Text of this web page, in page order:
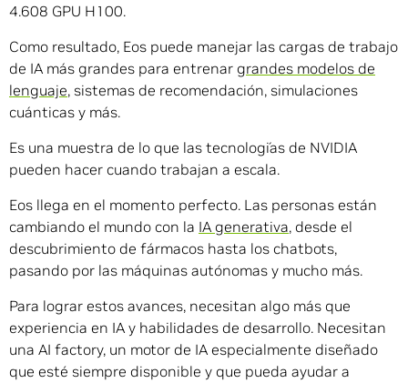
4.608 GPU H100.
Como resultado, Eos puede manejar las cargas de trabajo
de IA más grandes para entrenar grandes modelos de
lenguaje, sistemas de recomendación, simulaciones
cuánticas y más.
Es una muestra de lo que las tecnologías de NVIDIA
pueden hacer cuando trabajan a escala.
Eos llega en el momento perfecto. Las personas están
cambiando el mundo con la IA generativa, desde el
descubrimiento de fármacos hasta los chatbots,
pasando por las máquinas autónomas y mucho más.
Para lograr estos avances, necesitan algo más que
experiencia en IA y habilidades de desarrollo. Necesitan
una AI factory, un motor de IA especialmente diseñado
que esté siempre disponible y que pueda ayudar a